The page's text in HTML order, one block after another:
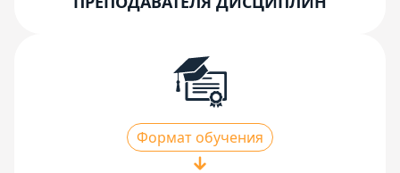
Формат обучения